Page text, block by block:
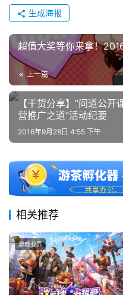
生成海报
超值大奖等你来拿！
上一篇
【干货分享】“问道公开
营推广之道”活动纪要
2016年9月28日 4:55 下午
相关推荐
游戏业界